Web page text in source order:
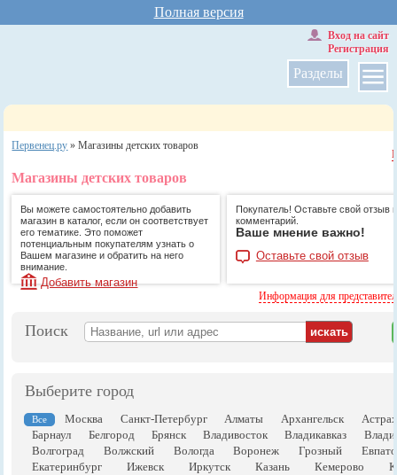
Полная версия
Разделы
Вход на сайт
Регистрация
Первенец.ру »Магазины детских товаров
Магазины детских товаров
Вы можете самостоятельно добавить
магазин в каталог, если он соответствует
его тематике. Это поможет
потенциальным покупателям узнать о
Вашем магазине и обратить на него
внимание.
Добавить магазин
Покупатель! Оставьте свой отзыв и
комментарий.
Ваше мнение важно!
Оставьте свой отзыв
Информация для
Поиск
Выберите город
Все Москва Санкт-Петербург Алматы Архангельск
Барнаул
Белгород Брянск Владивосток Владикавказ
Волгоград
Волжский Вологда Воронеж Грозный
Екатеринбург
Ижевск Иркутск Казань Кемерово